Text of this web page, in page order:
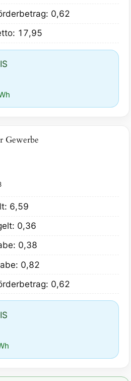
0,62
17,95
Gewerbe
6,59
0,36
0,38
0,82
0,62